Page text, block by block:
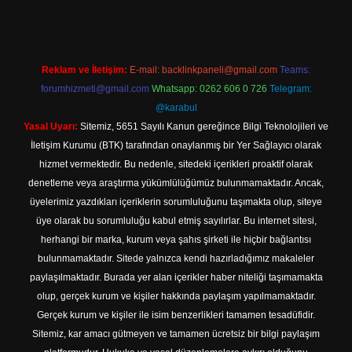
Reklam ve İletişim: E-mail: backlinkpaneli@gmail.com Teams:
forumhizmeti@gmail.com Whatsapp: 0262 606 0 726 Telegram:
@karabul
Yasal Uyarı: Sitemiz, 5651 Sayılı Kanun gereğince Bilgi Teknolojileri ve
İletişim Kurumu (BTK) tarafından onaylanmış bir Yer Sağlayıcı olarak
hizmet vermektedir. Bu nedenle, sitedeki içerikleri proaktif olarak
denetleme veya araştırma yükümlülüğümüz bulunmamaktadır. Ancak,
üyelerimiz yazdıkları içeriklerin sorumluluğunu taşımakta olup, siteye
üye olarak bu sorumluluğu kabul etmiş sayılırlar. Bu internet sitesi,
herhangi bir marka, kurum veya şahıs şirketi ile hiçbir bağlantısı
bulunmamaktadır. Sitede yalnızca kendi hazırladığımız makaleler
paylaşılmaktadır. Burada yer alan içerikler haber niteliği taşımamakta
olup, gerçek kurum ve kişiler hakkında paylaşım yapılmamaktadır.
Gerçek kurum ve kişiler ile isim benzerlikleri tamamen tesadüfidir.
Sitemiz, kar amacı gütmeyen ve tamamen ücretsiz bir bilgi paylaşım